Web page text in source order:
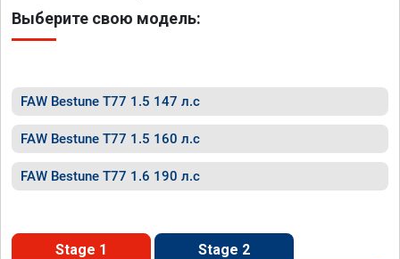
Выберите свою модель:
FAW Bestune T77 1.5 147 л.с
FAW Bestune T77 1.5 160 л.с
FAW Bestune T77 1.6 190 л.с
Stage 1 Stage 2